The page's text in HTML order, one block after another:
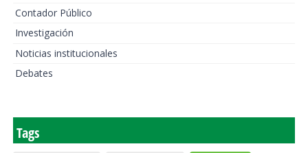
Contador Público
Investigación
Noticias institucionales
Debates
Tags